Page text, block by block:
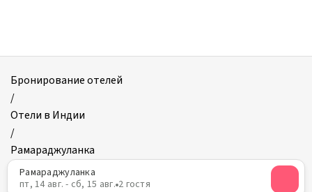
Бронирование отелей
/
Отели в Индии
/
Рамараджуланка
Рамараджуланка
пт, 14 авг. - сб, 15 авг. 2 гостя